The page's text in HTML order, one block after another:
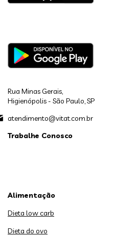
Rua Minas Gerais,
Higienópolis - São Paulo, SP
atendimento@vitat.com.br
Trabalhe Conosco
Alimentação
Dieta low carb
Dieta do ovo